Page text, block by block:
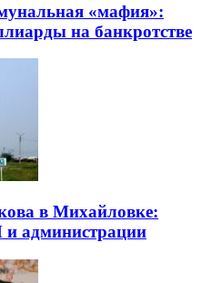
«мафия»:
на банкротстве
в Михайловке:
администрации